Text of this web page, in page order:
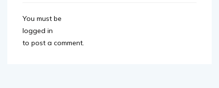
You must be
logged in
to post a comment.